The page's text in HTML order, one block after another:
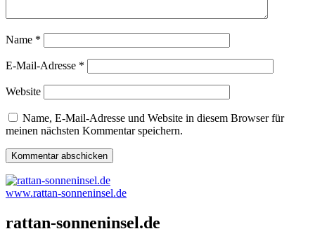
Name *
E-Mail-Adresse *
Website
Name, E-Mail-Adresse und Website in diesem Browser für
meinen nächsten Kommentar speichern.
www.rattan-sonneninsel.de
rattan-sonneninsel.de